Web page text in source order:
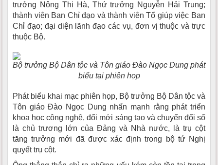
trưởng Nông Thị Hà, Thứ trưởng Nguyễn Hải Trung;
thành viên Ban Chỉ đạo và thành viên Tổ giúp việc Ban
Chỉ đạo; đại diện lãnh đạo các vụ, đơn vị thuộc và trực
thuộc Bộ.
Bộ trưởng Bộ Dân tộc và Tôn giáo Đào Ngọc Dung phát
biểu tại phiên họp
Phát biểu khai mạc phiên họp, Bộ trưởng Bộ Dân tộc và
Tôn giáo Đào Ngọc Dung nhấn mạnh rằng phát triển
khoa học công nghệ, đổi mới sáng tạo và chuyển đổi số
là chủ trương lớn của Đảng và Nhà nước, là trụ cột
tăng trưởng mới đã được xác định trong bộ tứ Nghị
quyết trụ cột.